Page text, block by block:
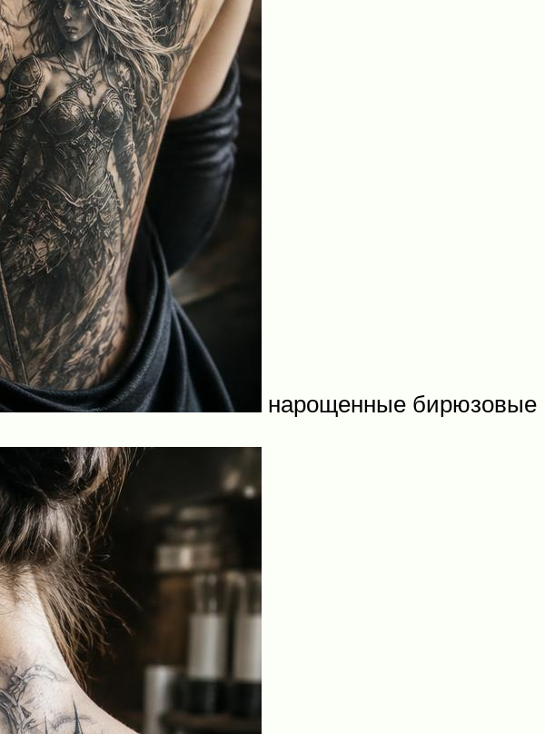
нарощенные бирюзовые